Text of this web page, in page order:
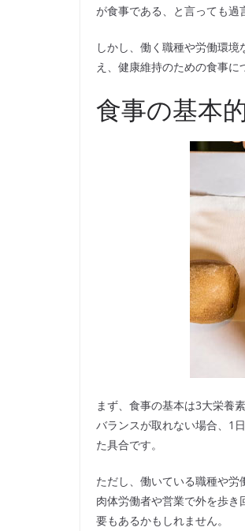
が食事である、と言っても過
しかし、働く職種や労働環
え、健康維持のための食事に
食事の基本
まず、食事の基本は3大栄養
バランスが取れない場合、1
た具合です。
ただし、働いている職種や労
肉体労働者や営業で外を歩
要もあるかもしれません。